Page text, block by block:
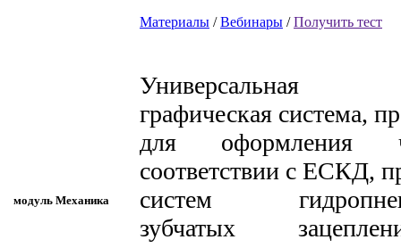
Материалы /Вебинары /Получить тест
модуль Механика
Универсальная
графическая система,
для оформления
соответствии с ЕСКД,
систем
зубчатых